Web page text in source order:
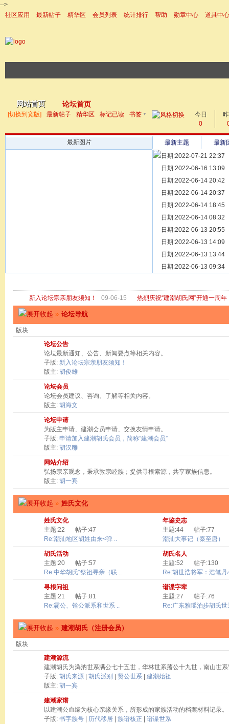
-->
社区应用
最新帖子 精华区 会员列表 统计排行 帮助 勋章中心
道具中心
网站首页 论坛首页
帖子
[切换到宽版] 最新帖子 精华区 标记已读 书签 ▼
今日
0
最新图片 最新主题
最新
日期:2022-07-21 22:37
[ 宗亲新闻 ] 同为宗亲，
日期:2022-06-16 13:09
[ 族谱知识 ] 漫话辈份
日期:2022-06-14 20:42
[ 族谱知识 ] 修族谱的用
日期:2022-06-14 20:37
[ 族谱知识 ] 一元等于多
日期:2022-06-14 18:45
[ 散文随笔 ] 写给远在天
日期:2022-06-14 08:32
[ 宗亲新闻 ] 关于“金鸡落
日期:2022-06-13 20:55
[ 庙堂宗祠 ] 洽礼祖祠
日期:2022-06-13 14:09
[ 庙堂宗祠 ] 京华胡氏二
日期:2022-06-13 13:44
[ 庙堂宗祠 ] 祖祠、家庙
日期:2022-06-13 09:34
新入论坛宗亲朋友须知！ 09-06-15 热烈庆祝“建潮胡氏网”开通一周年
» 论坛导航
版块
论坛公告
论坛最新通知、公告、新闻要点等相关内容。
子版: 新入论坛宗亲朋友须知！
版主: 胡俊雄
论坛会员
论坛会员建议、咨询、了解等相关内容。
版主: 胡海文
论坛申请
为版主申请、建潮会员申请、交换友情申请。
子版: 申请加入建潮胡氏会员，简称“建潮会员”
版主: 胡汉雕
网站介绍
弘扬宗亲观念，秉承敦宗睦族；提供寻根索源，共享家族信息。
版主: 胡一宾
» 姓氏文化
姓氏文化
主题:22
帖子:47
Re:潮汕地区胡姓由来<弹 ..
年鉴史志
主题:44
帖子:77
潮汕大事记（秦至唐）
胡氏活动
主题:20
帖子:57
Re:中华胡氏“祭祖寻亲（联 ..
胡氏名人
主题:52
帖子:130
Re:胡世浩将军：浩笔丹
寻根问祖
主题:21
帖子:81
Re:霸公、铨公派系和世系 ..
谱谍字辈
主题:27
帖子:76
Re:广东雅瑶泊步胡氏世
» 建潮胡氏（注册会员）
版块
建潮源流
建潮胡氏为溈汭世系满公七十五世，华林世系藩公十九世，南山世
子版: 胡氏来源 胡氏派别 贤公世系
建潮始祖
版主: 胡一宾
建潮家谱
以建潮公血缘为核心亲缘关系，所形成的家族活动的档案材料记录。
子版: 书字族号 历代移居 族谱核正
谱谍世系